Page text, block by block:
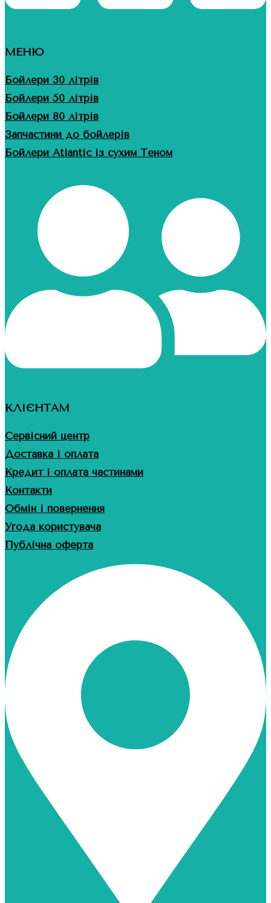
МЕНЮ
Бойлери 30 літрів
Бойлери 50 літрів
Бойлери 80 літрів
Запчастини до бойлерів
Бойлери Atlantic із сухим Теном
КЛІЄНТАМ
Сервісний центр
Доставка і оплата
Кредит і оплата частинами
Контакти
Обмін і повернення
Угода користувача
Публічна оферта